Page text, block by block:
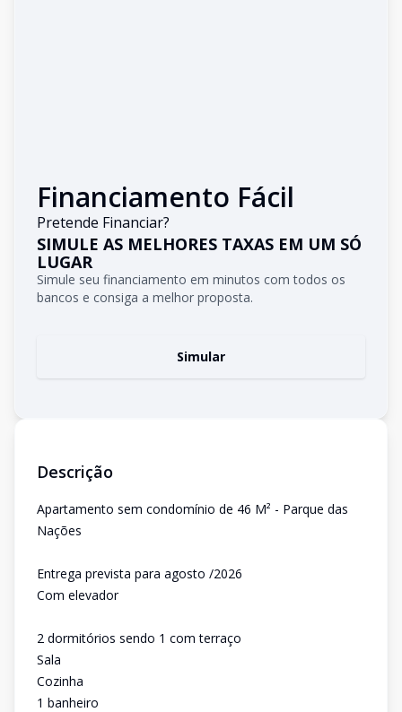
Financiamento Fácil
Pretende Financiar?
SIMULE AS MELHORES TAXAS EM UM SÓ
LUGAR
Simule seu financiamento em minutos com todos os
bancos e consiga a melhor proposta.
Simular
Descrição
Apartamento sem condomínio de 46 M² - Parque das
Nações
Entrega prevista para agosto /2026
Com elevador
2 dormitórios sendo 1 com terraço
Sala
Cozinha
1 banheiro